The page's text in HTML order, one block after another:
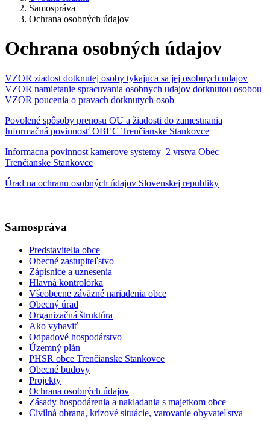
Samospráva
Ochrana osobných údajov
Ochrana osobných údajov
VZOR ziadost dotknutej osoby tykajuca sa jej osobnych udajov
VZOR namietanie spracuvania osobnych udajov dotknutou osobou
VZOR poucenia o pravach dotknutych osob
Povolené spôsoby prenosu OU a žiadosti do zamestnania
Informačná povinnosť OBEC Trenčianske Stankovce
Informacna povinnost kamerove systemy_2 vrstva Obec
Trenčianske Stankovce
Úrad na ochranu osobných údajov Slovenskej republiky
Samospráva
Predstavitelia obce
Obecné zastupiteľstvo
Zápisnice a uznesenia
Hlavná kontrolórka
Všeobecne záväzné nariadenia obce
Obecný úrad
Organizačná štruktúra
Ako vybaviť
Odpadové hospodárstvo
Územný plán
PHSR obce Trenčianske Stankovce
Obecné budovy
Projekty
Ochrana osobných údajov
Zásady hospodárenia a nakladania s majetkom obce
Civilná obrana, krízové situácie, varovanie obyvateľstva